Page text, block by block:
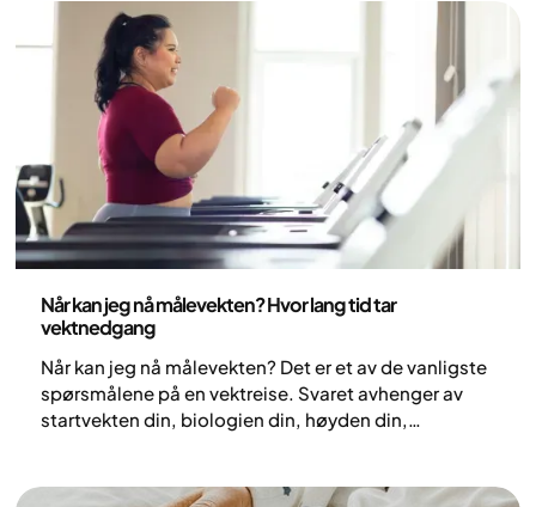
denne artikkelen får du vite hvorfor overvekt
oppstår, hvilke livsstilsendringer som hjelper og
hvordan du kan måle fremgangen din mot en
sunnere vekt.
Når kan jeg nå målevekten? Hvor lang tid tar
vektnedgang
Når kan jeg nå målevekten? Det er et av de vanligste
spørsmålene på en vektreise. Svaret avhenger av
startvekten din, biologien din, høyden din,
prosess som tar tid og sjelden er lineær. Her forklarer